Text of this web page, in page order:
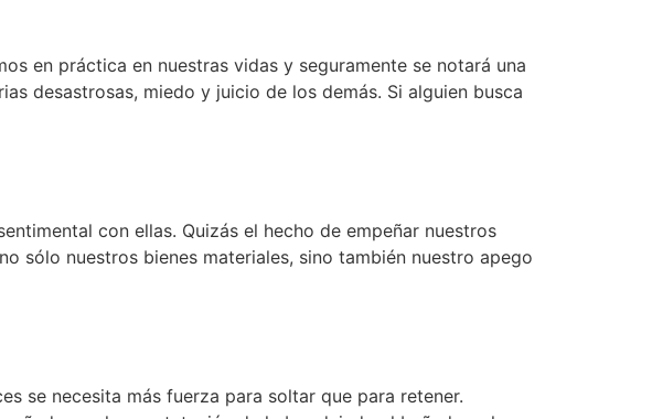
en práctica en nuestras vidas y seguramente se notará una
desastrosas, miedo y juicio de los demás. Si alguien busca
con ellas. Quizás el hecho de empeñar nuestros
sólo nuestros bienes materiales, sino también nuestro apego
se necesita más fuerza para soltar que para retener.